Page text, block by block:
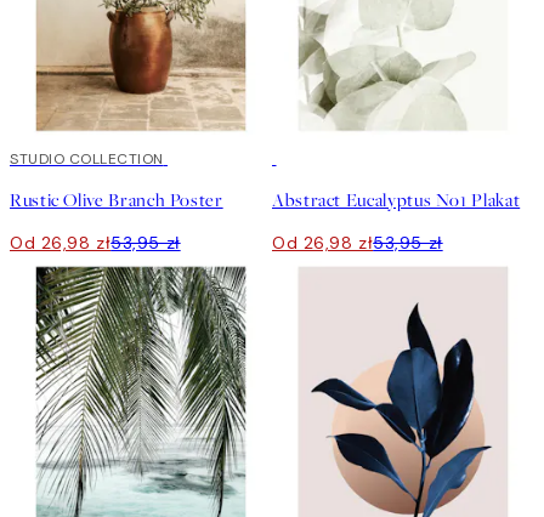
50%*
STUDIO COLLECTION
Rustic Olive Branch Poster
Od 26,98 zł53,95 zł
Abstract Eucalyptus No1 Plakat
Od 26,98 zł53,95 zł